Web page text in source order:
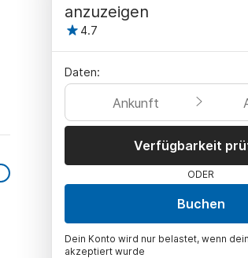
anzuzeigen
4.7
Daten:
Ankunft
Verfügbarkeit
ODER
Buchen
Dein Konto wird nur belastet, wenn
akzeptiert wurde